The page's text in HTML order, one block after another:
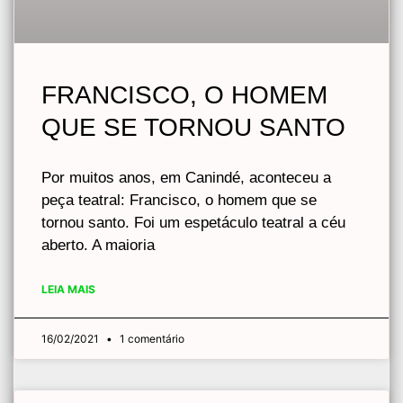
FRANCISCO, O HOMEM
QUE SE TORNOU SANTO
Por muitos anos, em Canindé, aconteceu a
peça teatral: Francisco, o homem que se
tornou santo. Foi um espetáculo teatral a céu
aberto. A maioria
LEIA MAIS
16/02/2021 1 comentário